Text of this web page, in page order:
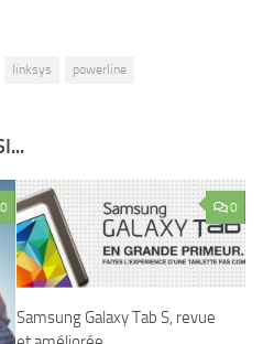
linksys powerline
0 0
Samsung Galaxy Tab S, revue